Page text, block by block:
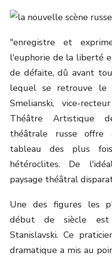
"enregistre et
l'euphorie de la liberté
de défaite, dû avant
lequel se retrouve le
Smelianski, vice-
Théâtre Artistique
théâtrale russe
tableau des plus
hétéroclites. De
paysage théâtral
Une des figures les
début de siècle est
Stanislavski. Ce
dramatique a mis au